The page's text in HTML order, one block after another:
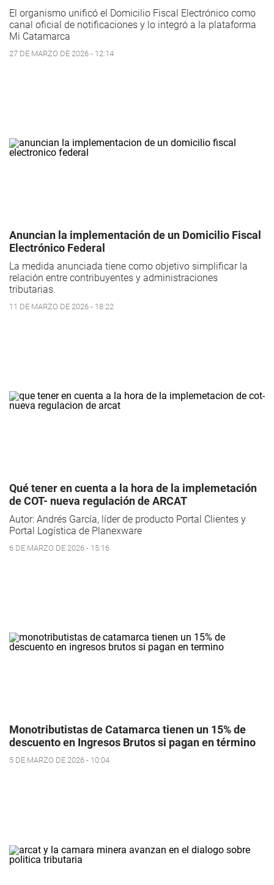
El organismo unificó el Domicilio Fiscal Electrónico como
canal oficial de notificaciones y lo integró a la plataforma
Mi Catamarca
27 DE MARZO DE 2026 - 12:14
Anuncian la implementación de un Domicilio Fiscal
Electrónico Federal
La medida anunciada tiene como objetivo simplificar la
relación entre contribuyentes y administraciones
tributarias.
11 DE MARZO DE 2026 - 18:22
Qué tener en cuenta a la hora de la implemetación
de COT- nueva regulación de ARCAT
Autor: Andrés García, líder de producto Portal Clientes y
Portal Logística de Planexware
6 DE MARZO DE 2026 - 15:16
Monotributistas de Catamarca tienen un 15% de
descuento en Ingresos Brutos si pagan en término
5 DE MARZO DE 2026 - 10:04